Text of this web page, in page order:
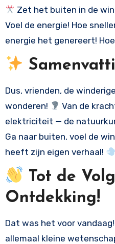
Zet het buiten in de
Voel de energie! Hoe
energie het genereert!
Dus, vrienden, de
wonderen!
Van de
elektriciteit — de
Ga naar buiten, voel de
heeft zijn eigen verhaal!
Tot de
Ontdekking!
Dat was het voor
allemaal kleine